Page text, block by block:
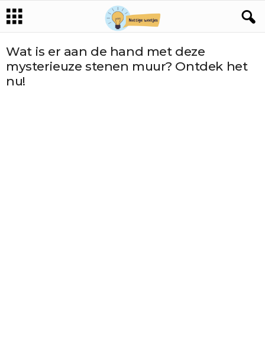
Wat is er aan de hand met deze
mysterieuze stenen muur? Ontdek het
nu!